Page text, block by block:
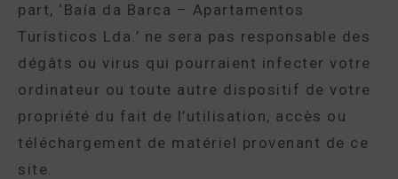
part, ‘Baía da Barca – Apartamentos
Turísticos Lda.’ ne sera pas responsable des
dégâts ou virus qui pourraient infecter votre
ordinateur ou toute autre dispositif de votre
propriété du fait de l’utilisation, accès ou
téléchargement de matériel provenant de ce
site.